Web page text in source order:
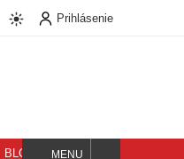
Prihlásenie
BLOG MENU